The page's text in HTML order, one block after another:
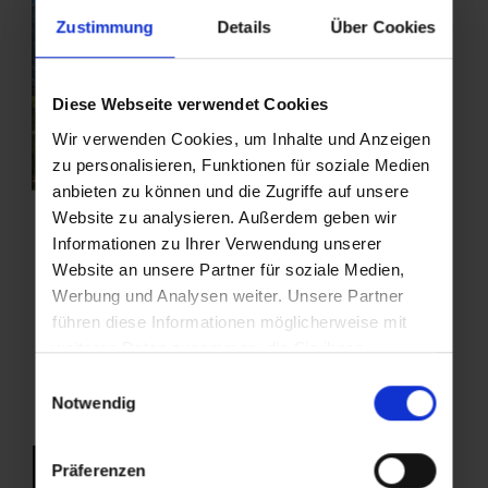
Zustimmung Details Über Cookies
Diese Webseite verwendet Cookies
Wir verwenden Cookies, um Inhalte und Anzeigen
zu personalisieren, Funktionen für soziale Medien
anbieten zu können und die Zugriffe auf unsere
Website zu analysieren. Außerdem geben wir
Informationen zu Ihrer Verwendung unserer
Website an unsere Partner für soziale Medien,
Werbung und Analysen weiter. Unsere Partner
führen diese Informationen möglicherweise mit
weiteren Daten zusammen, die Sie ihnen
Nutzung der Dienste gesammelt haben.
Notwendig
Präferenzen
zurück zur Übersicht